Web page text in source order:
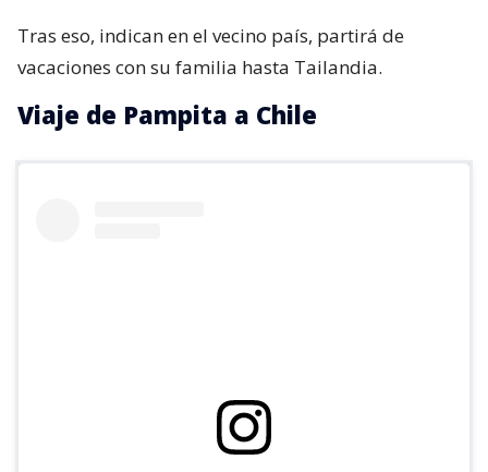
Tras eso, indican en el vecino país, partirá de
vacaciones con su familia hasta Tailandia.
Viaje de Pampita a Chile